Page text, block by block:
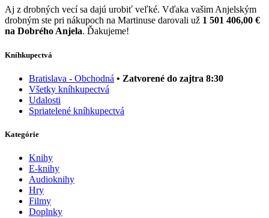
Aj z drobných vecí sa dajú urobiť veľké. Vďaka vašim Anjelským
drobným ste pri nákupoch na Martinuse darovali už 1 501 406,00 €
na Dobrého Anjela. Ďakujeme!
Kníhkupectvá
Bratislava - Obchodná • Zatvorené do zajtra 8:30
Všetky kníhkupectvá
Udalosti
Spriatelené kníhkupectvá
Kategórie
Knihy
E-knihy
Audioknihy
Hry
Filmy
Doplnky